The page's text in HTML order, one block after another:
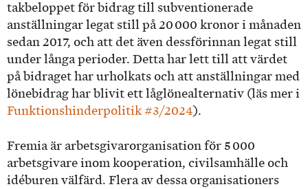
takbeloppet för bidrag till subventionerade
anställningar legat still på 20 000 kronor i månaden
sedan 2017, och att det även dessförinnan legat still
under långa perioder. Detta har lett till att värdet
på bidraget har urholkats och att anställningar med
lönebidrag har blivit ett låglönealternativ (läs mer i
Funktionshinderpolitik #3/2024).
Fremia är arbetsgivarorganisation för 5 000
arbetsgivare inom kooperation, civilsamhälle och
idéburen välfärd. Flera av dessa organisationers